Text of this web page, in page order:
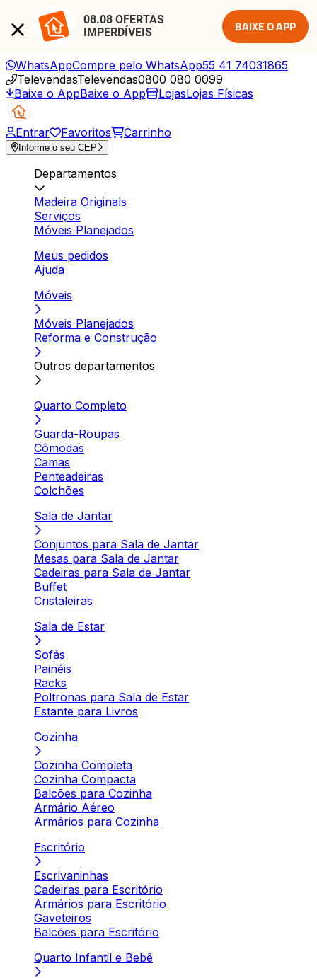
08.08 OFERTAS
IMPERDÍVEIS
BAIXE O APP
WhatsAppCompre pelo WhatsApp55 41 74031865
TelevendasTelevendas0800 080 0099
Baixe o AppBaixe o App LojasLojas Físicas
Entrar Favoritos Carrinho
Informe o seu CEP
Departamentos
Madeira Originals
Serviços
Móveis Planejados
Meus pedidos
Ajuda
Móveis
Móveis Planejados
Reforma e Construção
Outros departamentos
Quarto Completo
Guarda-Roupas
Cômodas
Camas
Penteadeiras
Colchões
Sala de Jantar
Conjuntos para Sala de Jantar
Mesas para Sala de Jantar
Cadeiras para Sala de Jantar
Buffet
Cristaleiras
Sala de Estar
Sofás
Painéis
Racks
Poltronas para Sala de Estar
Estante para Livros
Cozinha
Cozinha Completa
Cozinha Compacta
Balcões para Cozinha
Armário Aéreo
Armários para Cozinha
Escritório
Escrivaninhas
Cadeiras para Escritório
Armários para Escritório
Gaveteiros
Balcões para Escritório
Quarto Infantil e Bebê